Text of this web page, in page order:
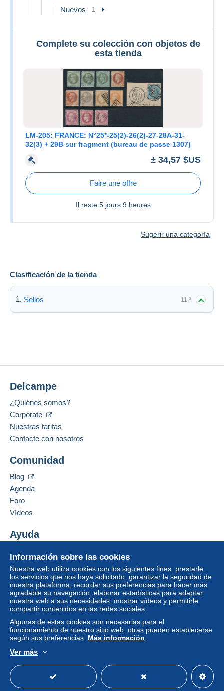
Clasificación de la tienda
Sellos 11.º
Nuevos 1
Complete su colección con objetos de
esta tienda
LM-205: FRANCE: N°25*-25(2)-26(2)-27-28A-31-
32(3) + 29B sur fragment (bureau de passe 1307)
± 34,57 $US
Faire une offre
Il reste 5 jours 9 heures
Sugerir una categoría
Información sobre las cookies
Nuestra web utiliza cookies con los siguientes fines: prestarle
los servicios que nos haya solicitado, garantizar la seguridad de
nuestra plataforma, recordar sus preferencias para hacer más
agradable su navegación, elaborar estadísticas para adaptar
nuestra web a sus necesidades, mostrar vídeos y permitirle
compartir contenidos en las redes sociales.
Algunas de estas cookies son necesarias para el
funcionamiento de nuestro sitio web, otras pueden establecerse
según sus preferencias. Más información
Ver más
Delcampe
¿Quiénes somos?
Corporate
Nuestras tarifas
Contacte con nosotros
Comunidad
Blog
Agenda
Foro
Vídeos
Ayuda
Comprar en Delcampe
Vender en Delcampe
Una página securizada